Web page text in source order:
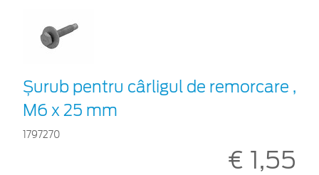
Șurub pentru cârligul de remorcare ,
M6 x 25 mm
1797270
€ 1,55